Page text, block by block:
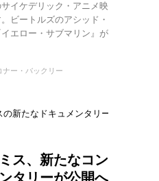
イケデリック・アニメ映画が劇
ビートルズのアシッド・トリッ
エロー・サブマリン』が劇場
ナー・バックリー
ス、新たなコンサー